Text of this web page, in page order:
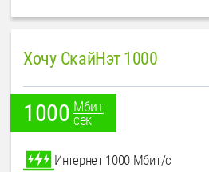
Хочу СкайНэт 1000
1000 Мбит
сек
Интернет 1000 Мбит/с